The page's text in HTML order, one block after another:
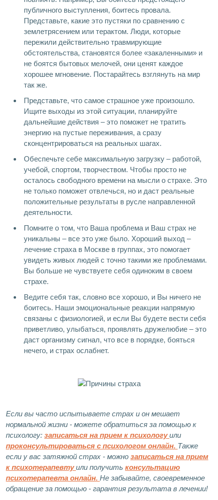
публичного выступления, боитесь провала.
Представьте, какие это пустяки по сравнению с
землетрясением или терактом. Люди, которые
пережили действительно травмирующие
обстоятельства, становятся более «закаленными» и
не боятся бытовых мелочей, они ценят каждое
хорошее мгновение. Постарайтесь взглянуть на мир
так же.
Представьте, что самое страшное уже произошло.
Ищите выходы из этой ситуации, планируйте
дальнейшие действия – это поможет не тратить
энергию на пустые переживания, а сразу
сконцентрироваться на реальных шагах.
Обеспечьте себе максимальную загрузку – работой,
учебой, спортом, творчеством. Чтобы просто не
осталось свободного времени на мысли о страхе. Это
не только поможет отвлечься, но и даст реальные
положительные результаты в русле направленной
деятельности.
Помните о том, что Ваша проблема и Ваш страх не
уникальны – все это уже было. Хороший выход –
лечение страха в Москве в группах, это помогает
увидеть живых людей с точно такими же проблемами.
Вы больше не чувствуете себя одиноким в своем
страхе.
Ведите себя так, словно все хорошо, и Вы ничего не
боитесь. Наши эмоциональные реакции напрямую
связаны с физиологией, и если Вы будете вести себя
приветливо, улыбаться, проявлять дружелюбие – это
даст организму сигнал, что все в порядке, бояться
нечего, и страх ослабнет.
Если вы часто испытываете страх и он мешает
нормальной жизни - можете обратиться за помощью к
психологу: записаться на прием к психологуили
проконсультироваться с психологом онлайн. Также
если у вас затяжной страх - можно записаться на прием
к психотерапевтуили получить консультацию
психотерапевта онлайн. Не забывайте, своевременное
обращение за помощью - гарантия результата в лечении!